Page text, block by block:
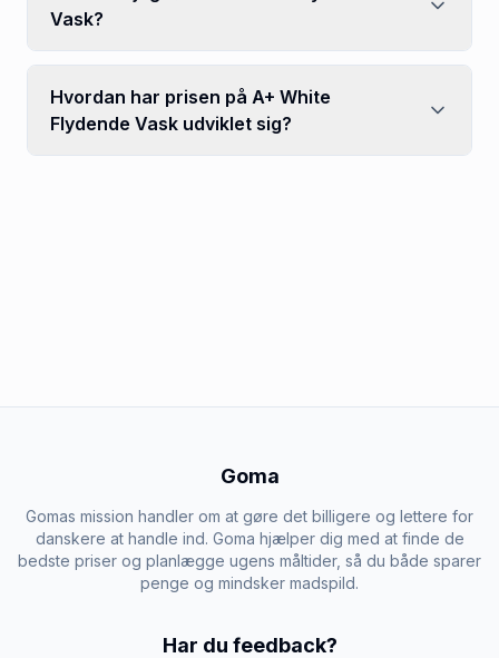
Vask?
Hvordan har prisen på A+ White
Flydende Vask udviklet sig?
Goma
Gomas mission handler om at gøre det billigere og lettere for
danskere at handle ind. Goma hjælper dig med at finde de
bedste priser og planlægge ugens måltider, så du både sparer
penge og mindsker madspild.
Har du feedback?